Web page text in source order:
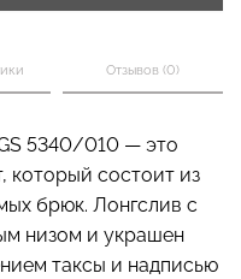
Отзывов (0)
5340/010 — это
который состоит из
брюк. Лонгслив с
низом и украшен
таксы и надписью